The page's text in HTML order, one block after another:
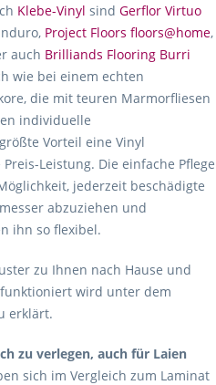
Klebe-Vinyl sind Gerflor Virtuo
Project Floors floors@home,
auch Brilliands Flooring Burri
wie bei einem echten
die mit teuren Marmorfliesen
individuelle
Vorteil eine Vinyl
Leistung. Die einfache Pflege
jederzeit beschädigte
abzuziehen und
ihn so flexibel.
zu Ihnen nach Hause und
wird unter dem
erklärt.
zu verlegen, auch für Laien
sich im Vergleich zum Laminat